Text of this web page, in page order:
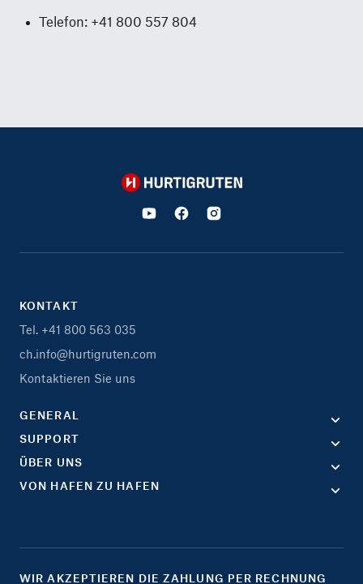
Telefon: +41 800 557 804
Hurtigruten
KONTAKT
Tel. +41 800 563 035
ch.info@hurtigruten.com
Kontaktieren Sie uns
GENERAL
SUPPORT
ÜBER UNS
VON HAFEN ZU HAFEN
WIR AKZEPTIEREN DIE ZAHLUNG PER RECHNUNG